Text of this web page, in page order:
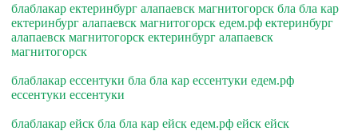
блаблакар ектеринбург алапаевск магнитогорск бла бла кар
ектеринбург алапаевск магнитогорск едем.рф ектеринбург
алапаевск магнитогорск ектеринбург алапаевск
магнитогорск
блаблакар ессентуки бла бла кар ессентуки едем.рф
ессентуки ессентуки
блаблакар ейск бла бла кар ейск едем.рф ейск ейск